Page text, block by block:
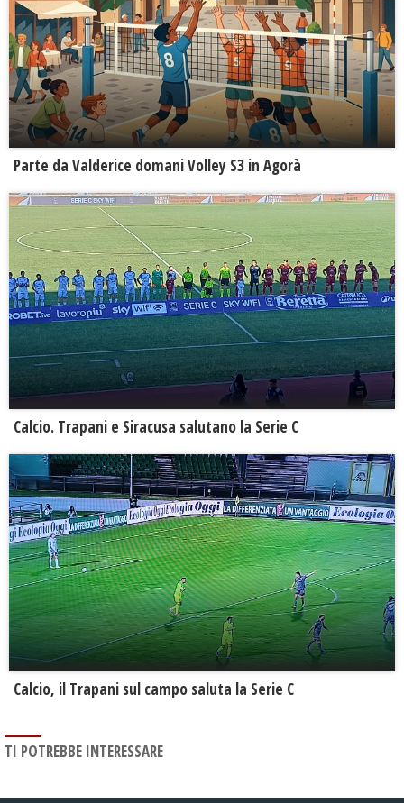
Parte da Valderice domani Volley S3 in Agorà
Calcio. Trapani e Siracusa salutano la Serie C
Calcio, il Trapani sul campo saluta la Serie C
TI POTREBBE INTERESSARE